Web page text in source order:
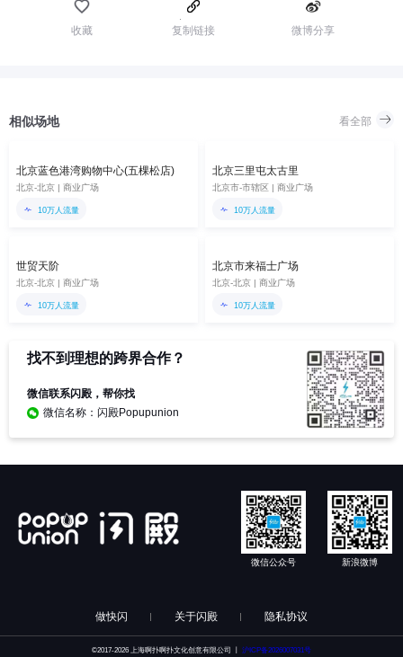
收藏 复制链接 微博分享
相似场地 看全部
北京蓝色港湾购物中心(五棵松店)
北京-北京 | 商业广场
10万人流量
北京三里屯太古里
北京市-市辖区 | 商业广场
10万人流量
世贸天阶
北京-北京 | 商业广场
10万人流量
北京市来福士广场
北京-北京 | 商业广场
10万人流量
找不到理想的跨界合作？
微信联系闪殿，帮你找
微信名称：闪殿Popupunion
微信公众号 新浪微博
做快闪 关于闪殿 隐私协议
©2017-2026 上海啊扑啊扑文化创意有限公司 丨 沪ICP备2026007031号